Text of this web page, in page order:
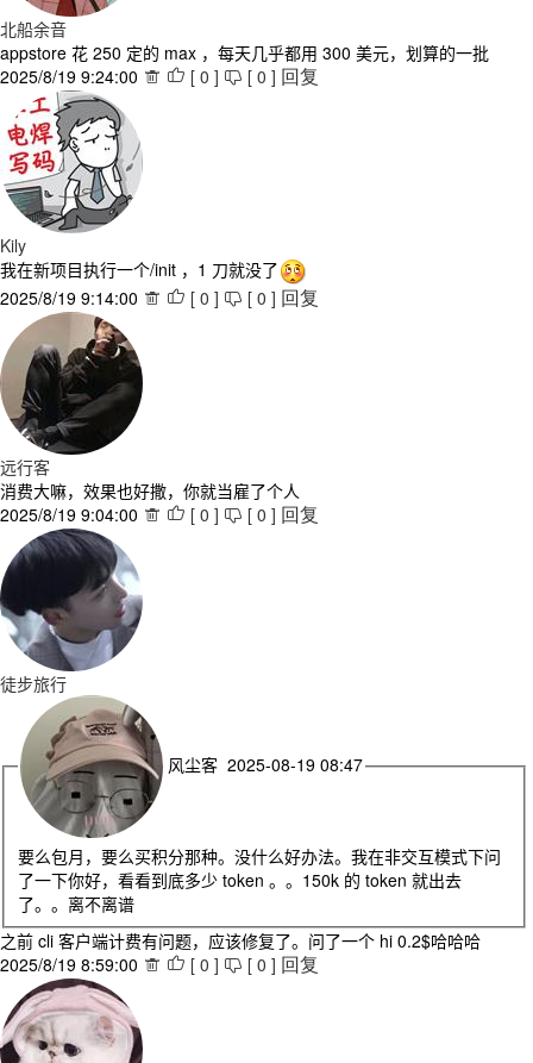
北船余音
appstore 花 250 定的 max ，每天几乎都用 300 美元，划算的一批
2025/8/19 9:24:00   [ 0 ]  [ 0 ] 回复
Kily
我在新项目执行一个/init ，1 刀就没了
2025/8/19 9:14:00   [ 0 ]  [ 0 ] 回复
远行客
消费大嘛，效果也好撒，你就当雇了个人
2025/8/19 9:04:00   [ 0 ]  [ 0 ] 回复
徒步旅行
风尘客 2025-08-19 08:47
要么包月，要么买积分那种。没什么好办法。我在非交互模式下问
了一下你好，看看到底多少 token 。。150k 的 token 就出去
了。。离不离谱
之前 cli 客户端计费有问题，应该修复了。问了一个 hi 0.2$哈哈哈
2025/8/19 8:59:00   [ 0 ]  [ 0 ] 回复